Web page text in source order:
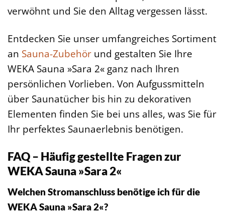
verwöhnt und Sie den Alltag vergessen lässt.
Entdecken Sie unser umfangreiches Sortiment
an Sauna-Zubehör und gestalten Sie Ihre
WEKA Sauna »Sara 2« ganz nach Ihren
persönlichen Vorlieben. Von Aufgussmitteln
über Saunatücher bis hin zu dekorativen
Elementen finden Sie bei uns alles, was Sie für
Ihr perfektes Saunaerlebnis benötigen.
FAQ – Häufig gestellte Fragen zur
WEKA Sauna »Sara 2«
Welchen Stromanschluss benötige ich für die
WEKA Sauna »Sara 2«?